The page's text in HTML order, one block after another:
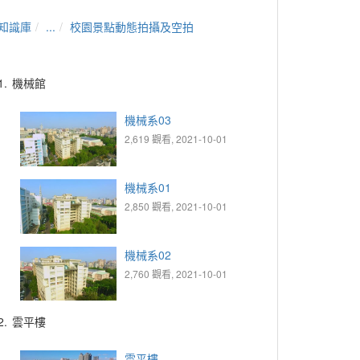
識庫 ... 校園景點動態拍攝及空拍
機械館
機械系03
2,619 觀看, 2021-10-01
機械系01
2,850 觀看, 2021-10-01
機械系02
2,760 觀看, 2021-10-01
雲平樓